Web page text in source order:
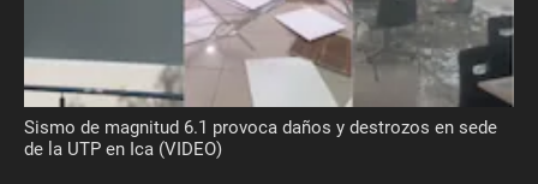
Sismo de magnitud 6.1 provoca daños y destrozos en sede
de la UTP en Ica (VIDEO)